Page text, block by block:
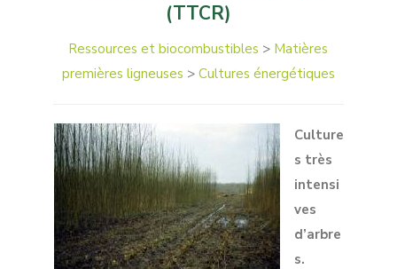
(TTCR)
Ressources et biocombustibles > Matières
premières ligneuses > Cultures énergétiques
Culture
s très
intensi
ves
d’arbre
s.